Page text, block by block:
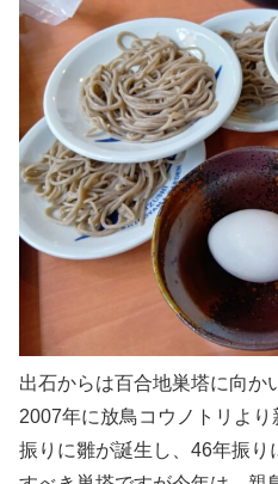
出石からは百合地巣塔に向か
2007年に放鳥コウノトリよ
振りに雛が誕生し、46年振り